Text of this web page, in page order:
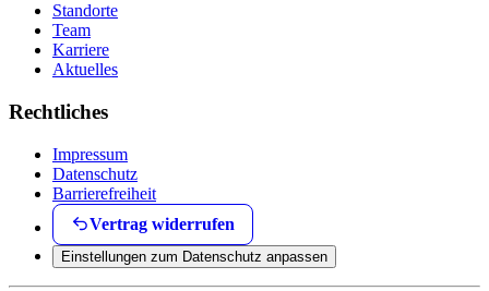
Standorte
Team
Karriere
Aktuelles
Rechtliches
Impressum
Datenschutz
Barrierefreiheit
Vertrag widerrufen
Einstellungen zum Datenschutz anpassen